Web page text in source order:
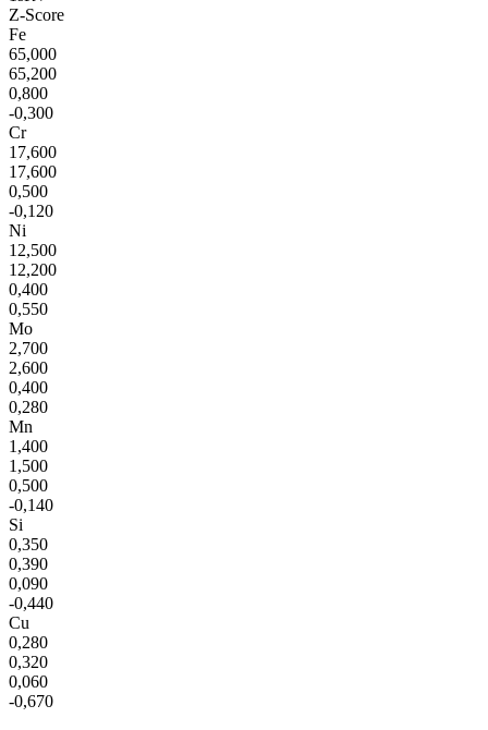
Z-Score
Fe
65,000
65,200
0,800
-0,300
Cr
17,600
17,600
0,500
-0,120
Ni
12,500
12,200
0,400
0,550
Mo
2,700
2,600
0,400
0,280
Mn
1,400
1,500
0,500
-0,140
Si
0,350
0,390
0,090
-0,440
Cu
0,280
0,320
0,060
-0,670